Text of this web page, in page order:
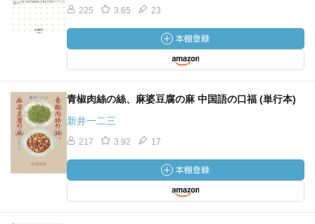
225 3.65 23
青椒肉絲の絲、麻婆豆腐の麻 中国語の口福 (単行本)
新井一二三
217 3.92 17